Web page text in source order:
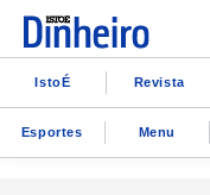
IstoÉ Revista
Esportes Menu